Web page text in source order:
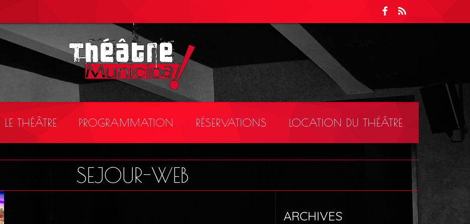
LE THÉÂTRE PROGRAMMATION RÉSERVATIONS LOCATION DU THÉÂTRE
SEJOUR-WEB
ARCHIVES